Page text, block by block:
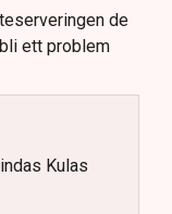
de
ett problem
Kulas